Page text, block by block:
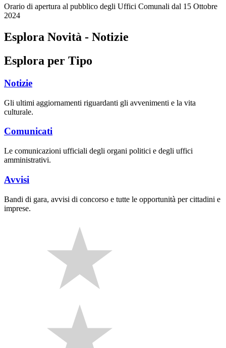
Orario di apertura al pubblico degli Uffici Comunali dal 15 Ottobre
2024
Esplora Novità - Notizie
Esplora per Tipo
Notizie
Gli ultimi aggiornamenti riguardanti gli avvenimenti e la vita
culturale.
Comunicati
Le comunicazioni ufficiali degli organi politici e degli uffici
amministrativi.
Avvisi
Bandi di gara, avvisi di concorso e tutte le opportunità per cittadini e
imprese.